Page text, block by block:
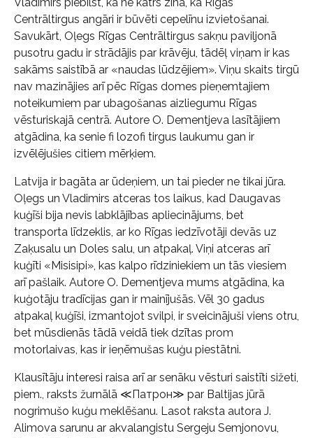
Centrāltirgus angāri ir būvēti cepelīnu izvietošanai.
Savukārt, Oļegs Rīgas Centrāltirgus sakņu paviljonā
pusotru gadu ir strādājis par krāvēju, tādēļ viņam ir kas
sakāms saistībā ar «naudas lūdzējiem». Viņu skaits tirgū
nav mazinājies arī pēc Rīgas domes pieņemtajiem
noteikumiem par ubagošanas aizliegumu Rīgas
vēsturiskajā centrā. Autore O. Dementjeva lasītājiem
atgādina, ka senie fi lozofi tirgus laukumu gan ir
izvēlējušies citiem mērķiem.
Latvija ir bagāta ar ūdeņiem, un tai pieder ne tikai jūra.
Oļegs un Vladimirs atceras tos laikus, kad Daugavas
kuģīši bija nevis labklājības apliecinājums, bet
transporta līdzeklis, ar ko Rīgas iedzīvotāji devās uz
Zaķusalu un Doles salu, un atpakaļ. Viņi atceras arī
kuģīti «Misisipi», kas kalpo rīdziniekiem un tās viesiem
arī pašlaik. Autore O. Dementjeva mums atgādina, ka
kuģotāju tradīcijas gan ir mainījušās. Vēl 30 gadus
atpakaļ kuģīši, izmantojot svilpi, ir sveicinājuši viens otru,
bet mūsdienās tādā veidā tiek dzītas prom
motorlaivas, kas ir ieņēmušas kuģu piestātni.
Klausītāju interesi raisa arī ar senāku vēsturi saistīti sižeti,
piem., raksts žurnālā ≪Патрон≫ par Baltijas jūrā
nogrimušo kuģu meklēšanu. Lasot raksta autora J.
Alimova sarunu ar akvalangistu Sergeju Semjonovu,